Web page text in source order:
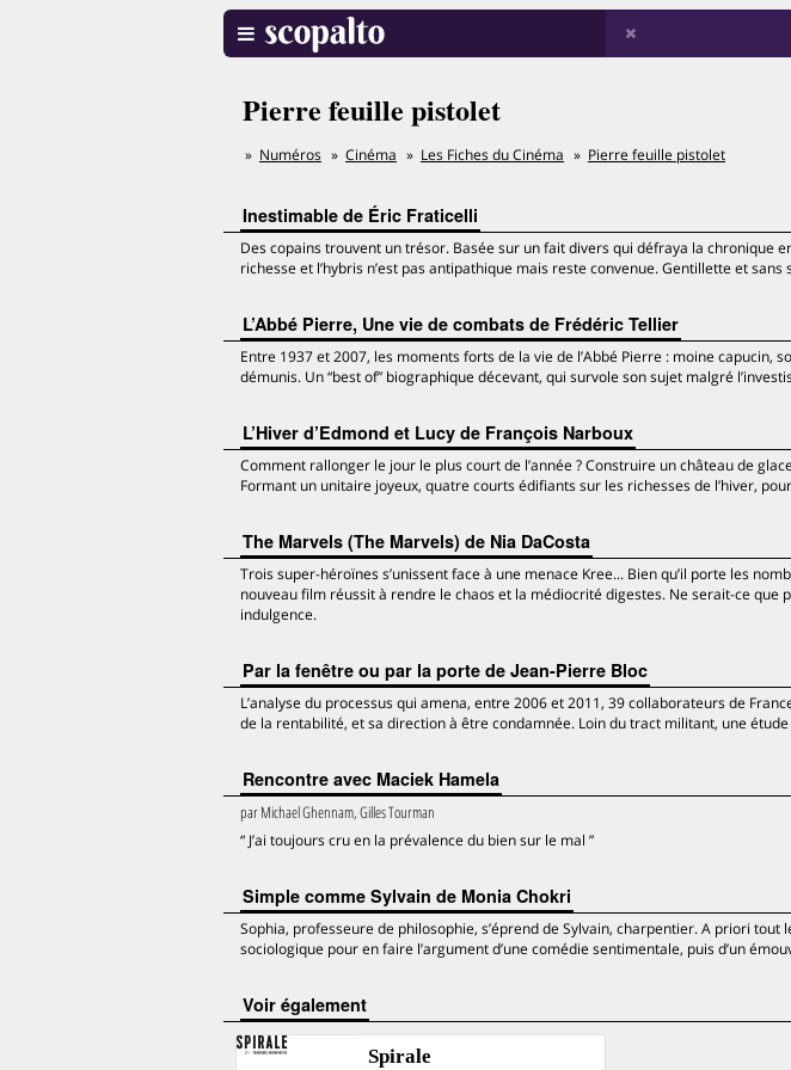
Pierre feuille pistolet
Numéros Cinéma Les Fiches du Cinéma Pierre feuille pistolet
Inestimable de Éric Fraticelli
Des copains trouvent un trésor. Basée sur un fait divers qui défraya la chronique
richesse et l’hybris n’est pas antipathique mais reste convenue. Gentillette et
L’Abbé Pierre, Une vie de combats de Frédéric Tellier
Entre 1937 et 2007, les moments forts de la vie de l’Abbé Pierre : moine capucin,
démunis. Un “best of” biographique décevant, qui survole son sujet malgré
L’Hiver d’Edmond et Lucy de François Narboux
Comment rallonger le jour le plus court de l’année ? Construire un château de
Formant un unitaire joyeux, quatre courts édifiants sur les richesses de l’hiver,
The Marvels (The Marvels) de Nia DaCosta
Trois super-héroïnes s’unissent face à une menace Kree... Bien qu’il porte les
nouveau film réussit à rendre le chaos et la médiocrité digestes. Ne serait-ce que
indulgence.
Par la fenêtre ou par la porte de Jean-Pierre Bloc
L’analyse du processus qui amena, entre 2006 et 2011, 39 collaborateurs de
de la rentabilité, et sa direction à être condamnée. Loin du tract militant, une
Rencontre avec Maciek Hamela
parMichael Ghennam, Gilles Tourman
“ J’ai toujours cru en la prévalence du bien sur le mal ”
Simple comme Sylvain de Monia Chokri
Sophia, professeure de philosophie, s’éprend de Sylvain, charpentier. A priori tout
sociologique pour en faire l’argument d’une comédie sentimentale, puis d’un
voir également
Spirale